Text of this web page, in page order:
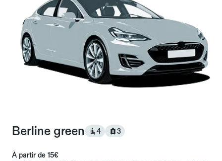
Berline green 4 3
À partir de 15€